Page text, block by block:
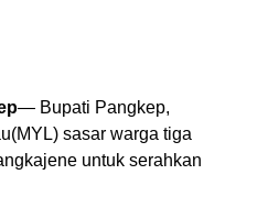
— Bupati Pangkep,
sasar warga tiga
untuk serahkan